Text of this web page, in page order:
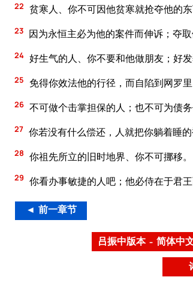
22 贫寒人、你不可因他贫寒就抢夺他的
23 因为永恒主必为他的案件而伸诉；夺
24 好生气的人、你不要和他做朋友；好
25 免得你效法他的行径，而自陷到网罗里
26 不可做个击掌担保的人；也不可为债务
27 你若没有什么偿还，人就把你躺着睡
28 你祖先所立的旧时地界、你不可挪移。
29 你看办事敏捷的人吧；他必侍在于君
◄ 前一章节
吕振中版本 – 简体中